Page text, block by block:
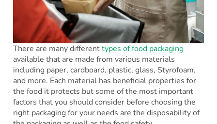
There are many differenttypes of food packaging
available that are made from various materials
including paper, cardboard, plastic, glass, Styrofoam,
and more. Each material has beneficial properties for
the food it protects but some of the most important
factors that you should consider before choosing the
right packaging for your needs are the disposability of